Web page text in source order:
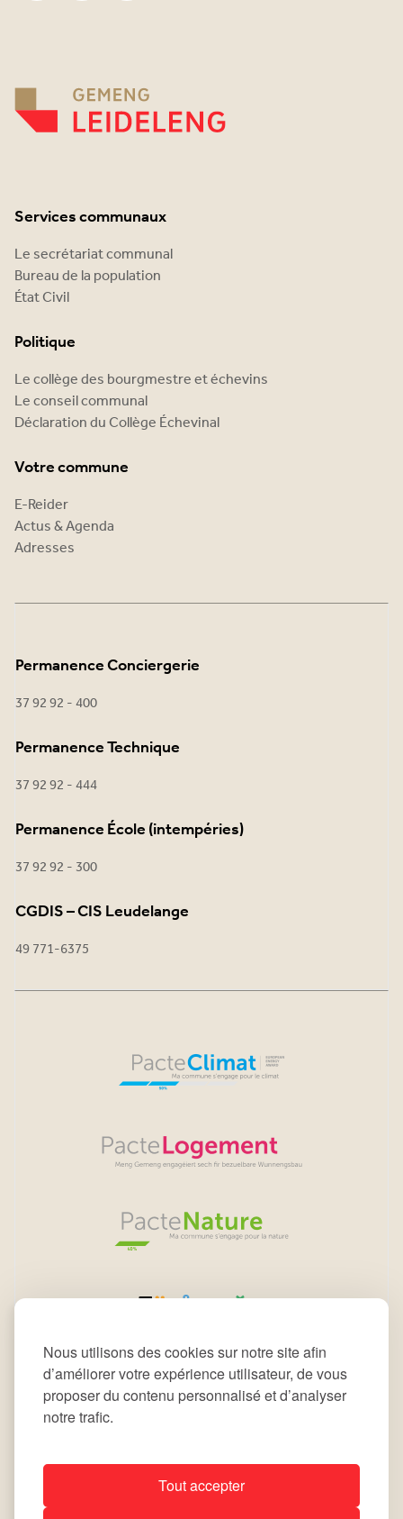
Nous utilisons des cookies sur notre site afin
d’améliorer votre expérience utilisateur, de vous
proposer du contenu personnalisé et d’analyser
notre trafic.
Tout accepter
Services communaux
Le secrétariat communal
Bureau de la population
État Civil
Politique
Le collège des bourgmestre et échevins
Le conseil communal
Déclaration du Collège Échevinal
Votre commune
E-Reider
Actus & Agenda
Adresses
Permanence Conciergerie
37 92 92 - 400
Permanence Technique
37 92 92 - 444
Permanence École (intempéries)
37 92 92 - 300
CGDIS – CIS Leudelange
49 771-6375
All rights reserved © 2026 Commune de Leudelange